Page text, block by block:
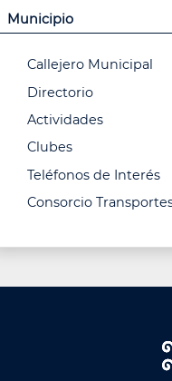
Municipio
Callejero Municipal
Directorio
Actividades
Clubes
Teléfonos de Interés
Consorcio